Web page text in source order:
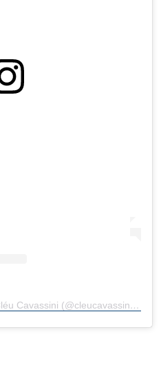
Um post compartilhado por Cléu Cavassini (@cleucavassinisc)